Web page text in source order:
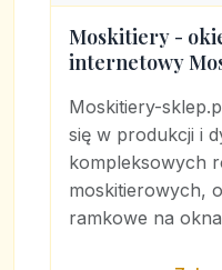
Moskitiery -
internetowy
Moskitiery-
się w produkcji i
kompleksowych
moskitierowych,
ramkowe na